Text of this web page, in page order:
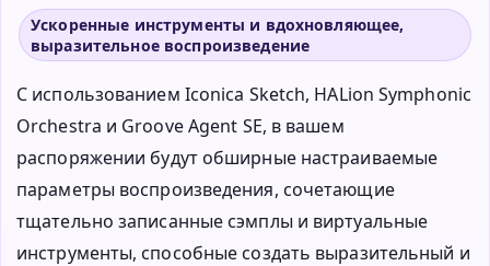
Ускоренные инструменты и вдохновляющее,
выразительное воспроизведение
С использованием Iconica Sketch, HALion Symphonic
Orchestra и Groove Agent SE, в вашем
распоряжении будут обширные настраиваемые
параметры воспроизведения, сочетающие
тщательно записанные сэмплы и виртуальные
инструменты, способные создать выразительный и